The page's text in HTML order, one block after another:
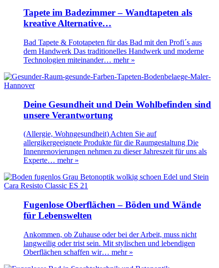
Tapete im Badezimmer – Wandtapeten als
kreative Alternative…
Bad Tapete & Fototapeten für das Bad mit den Profi´s aus
dem Handwerk Das traditionelles Handwerk und moderne
Technologien miteinander… mehr »
Deine Gesundheit und Dein Wohlbefinden sind
unsere Verantwortung
(Allergie, Wohngesundheit) Achten Sie auf
allergikergeeignete Produkte für die Raumgestaltung Die
Innenrenovierungen nehmen zu dieser Jahreszeit für uns als
Experte… mehr »
Fugenlose Oberflächen – Böden und Wände
für Lebenswelten
Ankommen, ob Zuhause oder bei der Arbeit, muss nicht
langweilig oder trist sein. Mit stylischen und lebendigen
Oberflächen schaffen wir… mehr »